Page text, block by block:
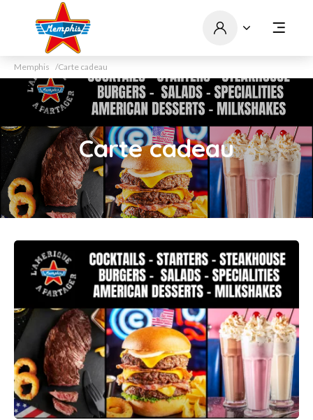
Memphis Carte cadeau
Carte cadeau